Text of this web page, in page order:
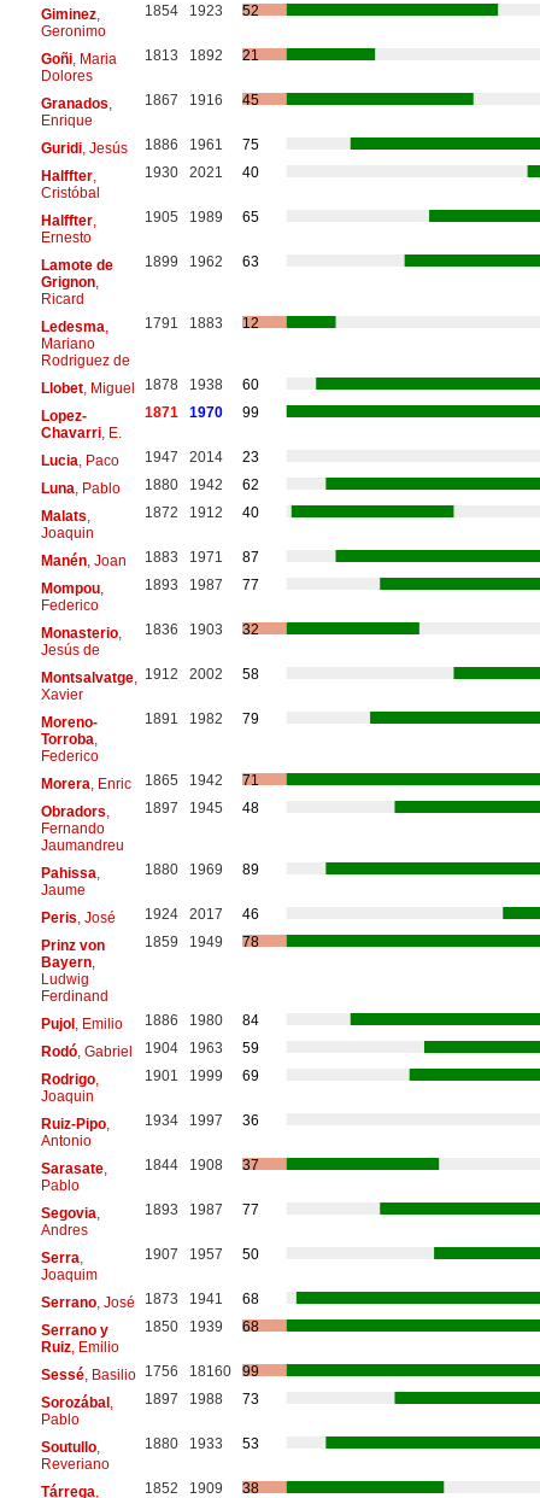
Giminez,
Geronimo
1854 1923 52
Goñi, Maria
Dolores
1813 1892 21
Granados
Enrique
1867 1916 45
Guridi, Jesús 1886 1961
75
Halffter,
Cristóbal
1930 2021 40
Halffter,
Ernesto
1905 1989 65
Lamote de
Grignon,
Ricard
1899 1962 63
Ledesma
Mariano
Rodriguez de
1791 1883 12
Llobet, Miguel 1878 1938
60
Lopez-
Chavarri, E.
1871 1970 99
Lucia , Paco 1947 2014
23
Luna , Pablo 1880 1942
62
Malats
Joaquin
1872 1912 40
Manén, Joan 1883 1971
87
Mompou,
Federico
1893 1987 77
Monasterio,
Jesús de
1836 1903 32
Montsalvatge,
Xavier
1912 2002 58
Moreno-
Torroba
Federico
1891 1982 79
Morera , Enric 1865 1942
71
Obradors
Fernando
Jaumandreu
1897 1945 48
Pahissa
Jaume
1880 1969 89
Peris , José 1924 2017
46
Prinz von
Bayern,
Ludwig
Ferdinand
1859 1949 78
Pujol, Emilio 1886 1980
84
Rodó, Gabriel 1904 1963
59
Rodrigo,
Joaquin
1901 1999 69
Ruiz-Pipo,
Antonio
1934 1997 36
Sarasate,
Pablo
1844 1908 37
Segovia
Andres
1893 1987 77
Serra
Joaquim
1907 1957 50
Serrano, José 1873 1941
68
Serrano y
Ruiz, Emilio
1850 1939 68
Sessé, Basilio 1756 18160
99
Sorozábal,
Pablo
1897 1988 73
Soutullo,
Reveriano
1880 1933 53
Tárrega 1852 1909 38